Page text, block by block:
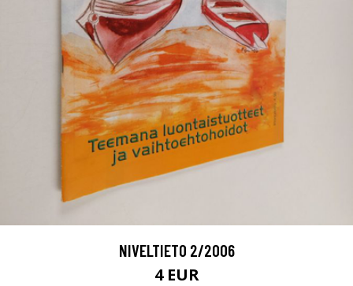
NIVELTIETO 2/2006
4 EUR